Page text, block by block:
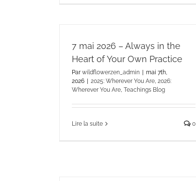
7 mai 2026 – Always in the
Heart of Your Own Practice
Par wildflowerzen_admin
mai 7th,
2026
2025: Wherever You Are, 2026:
Wherever You Are, Teachings Blog
Lire la suite 0